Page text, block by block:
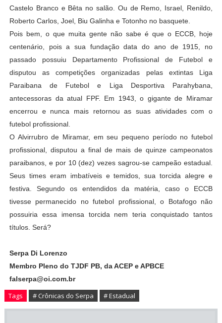
Castelo Branco e Bêta no salão. Ou de Remo, Israel, Renildo,
Roberto Carlos, Joel, Biu Galinha e Totonho no basquete.
Pois bem, o que muita gente não sabe é que o ECCB, hoje
centenário, pois a sua fundação data do ano de 1915, no
passado possuiu Departamento Profissional de Futebol e
disputou as competições organizadas pelas extintas Liga
Paraibana de Futebol e Liga Desportiva Parahybana,
antecessoras da atual FPF. Em 1943, o gigante de Miramar
encerrou e nunca mais retornou as suas atividades com o
futebol profissional.
O Alvirrubro de Miramar, em seu pequeno período no futebol
profissional, disputou a final de mais de quinze campeonatos
paraibanos, e por 10 (dez) vezes sagrou-se campeão estadual.
Seus times eram imbatíveis e temidos, sua torcida alegre e
festiva. Segundo os entendidos da matéria, caso o ECCB
tivesse permanecido no futebol profissional, o Botafogo não
possuiria essa imensa torcida nem teria conquistado tantos
títulos. Será?
Serpa Di Lorenzo
Membro Pleno do TJDF PB, da ACEP e APBCE
falserpa@oi.com.br
Tags # Crônicas do Serpa # Estadual